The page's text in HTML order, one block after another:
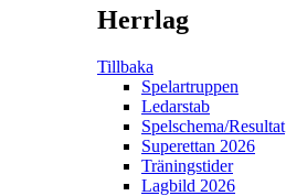
Herrlag
Tillbaka
Spelartruppen
Ledarstab
Spelschema/Resultat
Superettan 2026
Träningstider
Lagbild 2026